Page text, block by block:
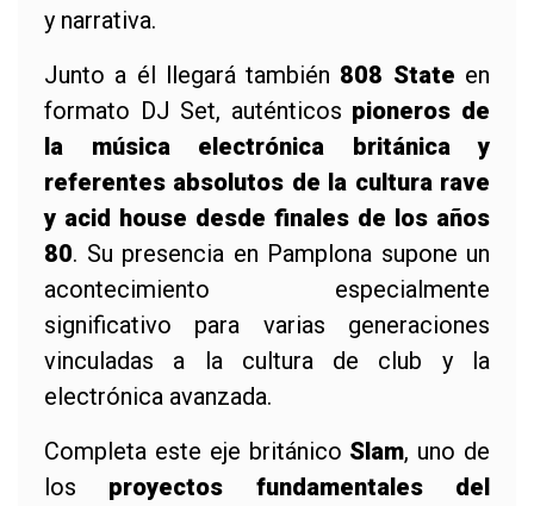
y narrativa.
Junto a él llegará también 808 State en
formato DJ Set, auténticos pioneros de
la música electrónica británica y
referentes absolutos de la cultura rave
y acid house desde finales de los años
80. Su presencia en Pamplona supone un
acontecimiento especialmente
significativo para varias generaciones
vinculadas a la cultura de club y la
electrónica avanzada.
Completa este eje británico Slam, uno de
los proyectos fundamentales del